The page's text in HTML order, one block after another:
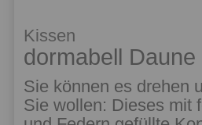
Kissen
dormabell Daune
Sie können es drehen
Sie wollen: Dieses mit